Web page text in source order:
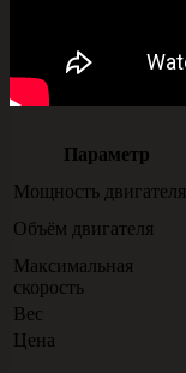
Параметр
Мощность двигателя
Объём двигателя
Максимальная
скорость
Вес
Цена